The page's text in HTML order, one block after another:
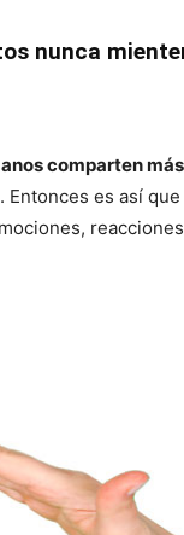
nunca
comparten
. Entonces es así que